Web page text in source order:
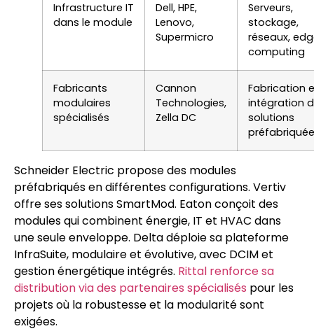
Infrastructure IT
dans le module
Dell, HPE,
Lenovo,
Supermicro
Serveurs,
stockage,
réseaux,
computing
Fabricants
modulaires
spécialisés
Cannon
Technologies,
Zella DC
Fabrication
intégration
solutions
Schneider Electric propose des modules
préfabriqués en différentes configurations. Vertiv
offre ses solutions SmartMod. Eaton conçoit des
modules qui combinent énergie, IT et HVAC dans
une seule enveloppe. Delta déploie sa plateforme
InfraSuite, modulaire et évolutive, avec DCIM et
gestion énergétique intégrés. Rittal renforce sa
distribution via des partenaires spécialisés pour les
projets où la robustesse et la modularité sont
exigées.